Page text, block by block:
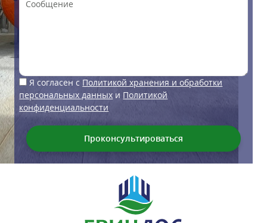
Я согласен с Политикой хранения и обработки
персональных данных и Политикой
конфиденциальности